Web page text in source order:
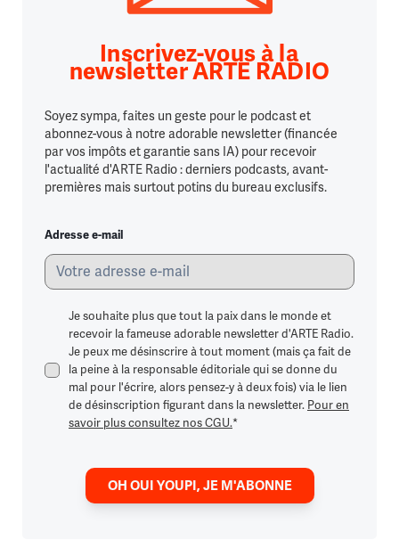
Inscrivez-vous à la
newsletter ARTE RADIO
Soyez sympa, faites un geste pour le podcast et
abonnez-vous à notre adorable newsletter (financée
par vos impôts et garantie sans IA) pour recevoir
l'actualité d'ARTE Radio : derniers podcasts, avant-
premières mais surtout potins du bureau exclusifs.
Adresse e-mail
Je souhaite plus que tout la paix dans le monde et
recevoir la fameuse adorable newsletter d'ARTE Radio.
Je peux me désinscrire à tout moment (mais ça fait de
la peine à la responsable éditoriale qui se donne du
mal pour l'écrire, alors pensez-y à deux fois) via le lien
de désinscription figurant dans la newsletter. Pour en
savoir plus consultez nos CGU.*
OH OUI YOUPI, JE M'ABONNE